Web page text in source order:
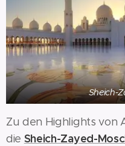
Sheich-
Zu den Highlights von
die Sheich-Zayed-